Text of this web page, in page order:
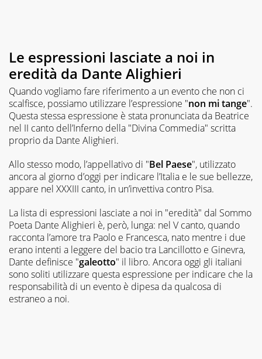
Le espressioni lasciate a noi in
eredità da Dante Alighieri
Quando vogliamo fare riferimento a un evento che non ci
scalfisce, possiamo utilizzare l’espressione "non mi tange".
Questa stessa espressione è stata pronunciata da Beatrice
nel II canto dell’Inferno della "Divina Commedia" scritta
proprio da Dante Alighieri.
Allo stesso modo, l’appellativo di "Bel Paese", utilizzato
ancora al giorno d’oggi per indicare l’Italia e le sue bellezze,
appare nel XXXIII canto, in un’invettiva contro Pisa.
La lista di espressioni lasciate a noi in "eredità" dal Sommo
Poeta Dante Alighieri è, però, lunga: nel V canto, quando
racconta l’amore tra Paolo e Francesca, nato mentre i due
erano intenti a leggere del bacio tra Lancillotto e Ginevra,
Dante definisce "galeotto" il libro. Ancora oggi gli italiani
sono soliti utilizzare questa espressione per indicare che la
responsabilità di un evento è dipesa da qualcosa di
estraneo a noi.